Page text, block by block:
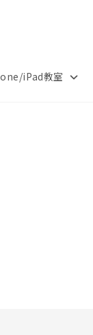
iPad教室